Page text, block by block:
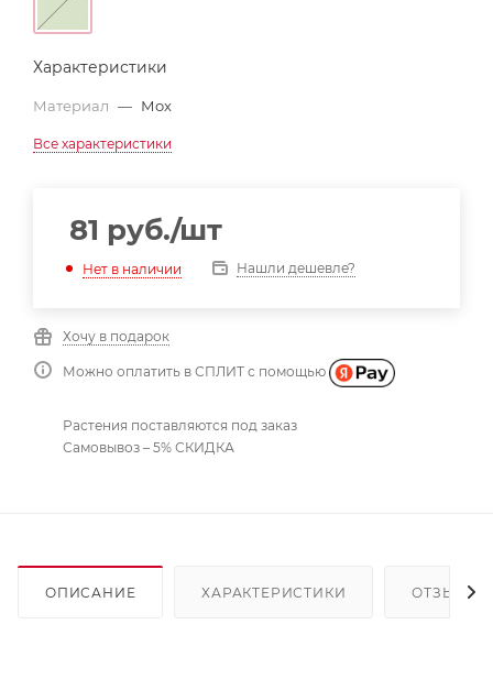
Характеристики
Материал — Мох
Все характеристики
81 руб./шт
Нет в наличии Нашли дешевле?
Хочу в подарок
Можно оплатить в СПЛИТ с помощью
Растения поставляются под заказ
Самовывоз – 5% СКИДКА
ОПИСАНИЕ ХАРАКТЕРИСТИКИ ОТЗЫВЫ